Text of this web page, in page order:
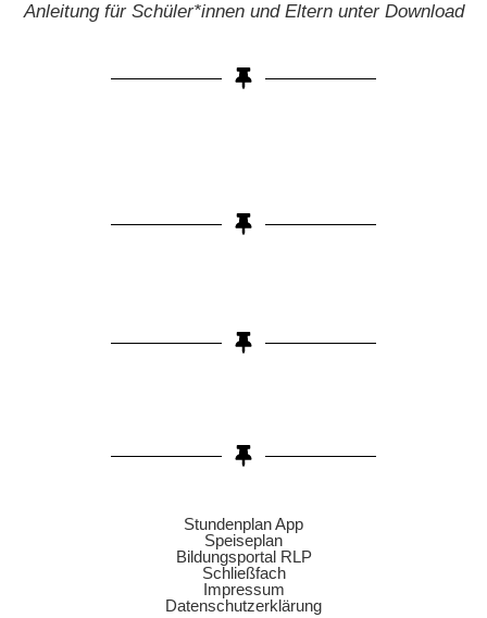
Anleitung für Schüler*innen und Eltern unter Download
Stundenplan App
Speiseplan
Bildungsportal RLP
Schließfach
Impressum
Datenschutzerklärung